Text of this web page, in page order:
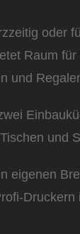
oder
Raum
und
und
eigenen